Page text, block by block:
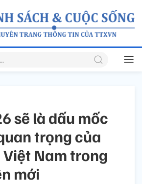
sẽ là dấu mốc
trọng của
Nam trong
mới